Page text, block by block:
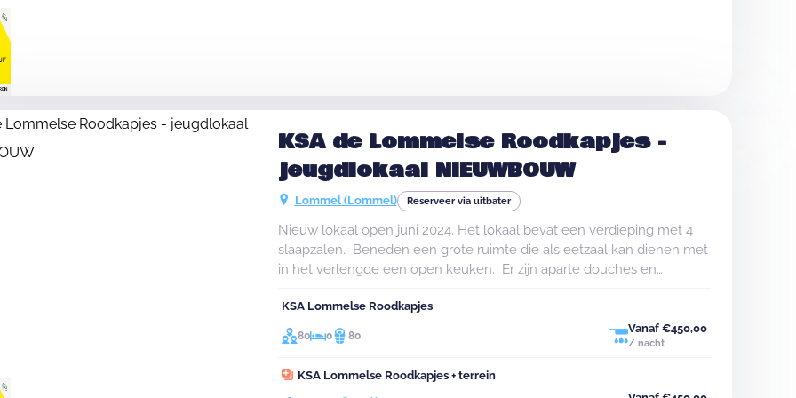
KSA de Lommelse Roodkapjes -
jeugdlokaal NIEUWBOUW
Lommel (Lommel) Reserveer via uitbater
Nieuw lokaal open juni 2024. Het lokaal bevat een verdieping met 4
slaapzalen. Beneden een grote ruimte die als eetzaal kan dienen met
in het verlengde een open keuken. Er zijn aparte douches en
KSA Lommelse Roodkapjes
80 0 80
Vanaf €450,00
/ nacht
KSA Lommelse Roodkapjes + terrein